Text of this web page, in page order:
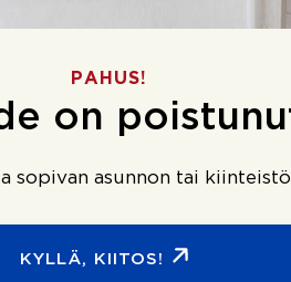
PAHUS!
on
sopivan asunnon tai
KYLLÄ, KIITOS!